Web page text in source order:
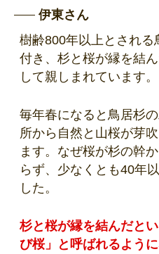
伊東さん
樹齢800年以上とされ
付き、杉と桜が縁を結
して親しまれています。
毎年春になると鳥居杉
所から自然と山桜が芽
ます。なぜ桜が杉の幹
らず、少なくとも40年
した。
杉と桜が縁を結んだと
び桜」と呼ばれるよう